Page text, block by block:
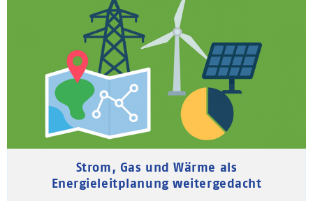
Strom, Gas und Wärme als
Energieleitplanung weitergedacht